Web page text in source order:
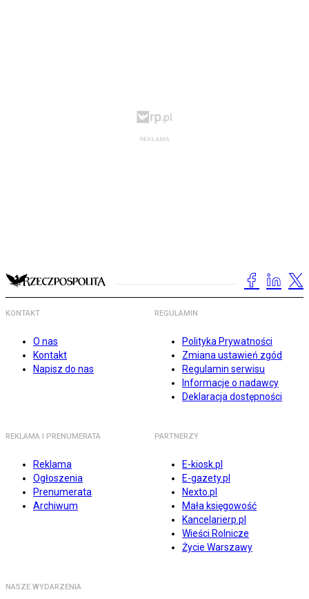
KONTAKT
O nas
Kontakt
Napisz do nas
REGULAMIN
Polityka Prywatności
Zmiana ustawień zgód
Regulamin serwisu
Informacje o nadawcy
Deklaracja dostępności
REKLAMA I PRENUMERATA
Reklama
Ogłoszenia
Prenumerata
Archiwum
PARTNERZY
E-kiosk.pl
E-gazety.pl
Nexto.pl
Mała księgowość
Kancelarierp.pl
Wieści Rolnicze
Życie Warszawy
NASZE WYDARZENIA